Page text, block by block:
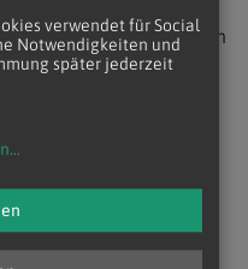
404 Österreicher einen
Auslandseinsatz
Bericht der
hervor,
ist
soziale Arbeit mit
von Bildung und
sowie
Prozent der Volontäre
zwei Drittel von ihnen
verwendet für Social
Notwendigkeiten und
später jederzeit
...